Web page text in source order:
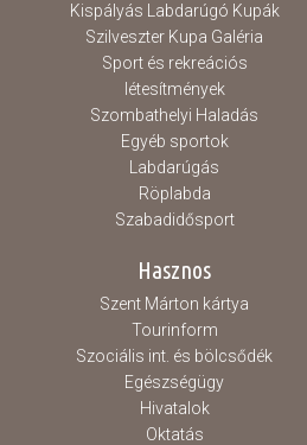
Kispályás Labdarúgó Kupák
Szilveszter Kupa Galéria
Sport és rekreációs
létesítmények
Szombathelyi Haladás
Egyéb sportok
Labdarúgás
Röplabda
Szabadidősport
Hasznos
Szent Márton kártya
Tourinform
Szociális int. és bölcsődék
Egészségügy
Hivatalok
Oktatás